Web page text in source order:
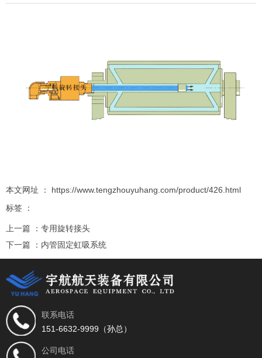
本文网址 ： https://www.tengzhouyuhang.com/product/426.html
标签 ：
上一篇 ： 专用旋转接头
下一篇 ： 内管固定虹吸系统
相关推荐
联系电话
151-6632-9999（孙总）
公司电话